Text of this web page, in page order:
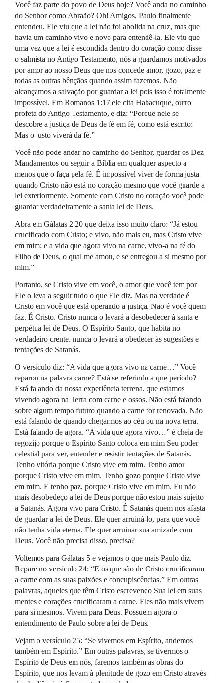
Você faz parte do povo de Deus hoje? Você anda no caminho
do Senhor como Abraão? Oh! Amigos, Paulo finalmente
entendeu. Ele viu que a lei não foi abolida na cruz, mas que
havia um caminho vivo e novo para entendê-la. Ele viu que
uma vez que a lei é escondida dentro do coração como disse
o salmista no Antigo Testamento, nós a guardamos motivados
por amor ao nosso Deus que nos concede amor, gozo, paz e
todas as outras bênçãos quando assim fazemos. Não
alcançamos a salvação por guardar a lei pois isso é totalmente
impossível. Em Romanos 1:17 ele cita Habacuque, outro
profeta do Antigo Testamento, e diz: “Porque nele se
descobre a justiça de Deus de fé em fé, como está escrito:
Mas o justo viverá da fé.”
Você não pode andar no caminho do Senhor, guardar os Dez
Mandamentos ou seguir a Bíblia em qualquer aspecto a
menos que o faça pela fé. É impossível viver de forma justa
quando Cristo não está no coração mesmo que você guarde a
lei exteriormente. Somente com Cristo no coração você pode
guardar verdadeiramente a santa lei de Deus.
Abra em Gálatas 2:20 que deixa isso muito claro: “Já estou
crucificado com Cristo; e vivo, não mais eu, mas Cristo vive
em mim; e a vida que agora vivo na carne, vivo-a na fé do
Filho de Deus, o qual me amou, e se entregou a si mesmo por
mim.”
Portanto, se Cristo vive em você, o amor que você tem por
Ele o leva a seguir tudo o que Ele diz. Mas na verdade é
Cristo em você que está operando a justiça. Não é você quem
faz. É Cristo. Cristo nunca o levará a desobedecer à santa e
perpétua lei de Deus. O Espírito Santo, que habita no
verdadeiro crente, nunca o levará a obedecer às sugestões e
tentações de Satanás.
O versículo diz: “A vida que agora vivo na carne…” Você
reparou na palavra carne? Está se referindo a que período?
Está falando da nossa experiência terrena, que estamos
vivendo agora na Terra com carne e ossos. Não está falando
sobre algum tempo futuro quando a carne for renovada. Não
está falando de quando chegarmos ao céu ou na nova terra.
Está falando de agora. “A vida que agora vivo…” é cheia de
regozijo porque o Espírito Santo coloca em mim Seu poder
celestial para ver, entender e resistir tentações de Satanás.
Tenho vitória porque Cristo vive em mim. Tenho amor
porque Cristo vive em mim. Tenho gozo porque Cristo vive
em mim. E tenho paz, porque Cristo vive em mim. Eu não
mais desobedeço a lei de Deus porque não estou mais sujeito
a Satanás. Agora vivo para Cristo. É Satanás quem nos afasta
de guardar a lei de Deus. Ele quer arruiná-lo, para que você
não tenha vida eterna. Ele quer arruinar sua amizade com
Deus. Você não precisa disso, precisa?
Voltemos para Gálatas 5 e vejamos o que mais Paulo diz.
Repare no versículo 24: “E os que são de Cristo crucificaram
a carne com as suas paixões e concupiscências.” Em outras
palavras, aqueles que têm Cristo escrevendo Sua lei em suas
mentes e corações crucificaram a carne. Eles não mais vivem
para si mesmos. Vivem para Deus. Possuem agora o
entendimento de Paulo sobre a lei de Deus.
Vejam o versículo 25: “Se vivemos em Espírito, andemos
também em Espírito.” Em outras palavras, se tivermos o
Espírito de Deus em nós, faremos também as obras do
Espírito, que nos levam à plenitude de gozo em Cristo através